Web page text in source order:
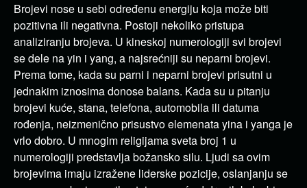
Brojevi nose u sebi određenu energiju koja može biti
pozitivna ili negativna. Postoji nekoliko pristupa
analiziranju brojeva. U kineskoj numerologiji svi brojevi
se dele na yin i yang, a najsrećniji su neparni brojevi.
Prema tome, kada su parni i neparni brojevi prisutni u
jednakim iznosima donose balans. Kada su u pitanju
brojevi kuće, stana, telefona, automobila ili datuma
rođenja, neizmenično prisustvo elemenata yina i yanga je
vrlo dobro. U mnogim religijama sveta broj 1 u
numerologiji predstavlja božansko silu. Ljudi sa ovim
brojevima imaju izražene liderske pozicije, oslanjanju se